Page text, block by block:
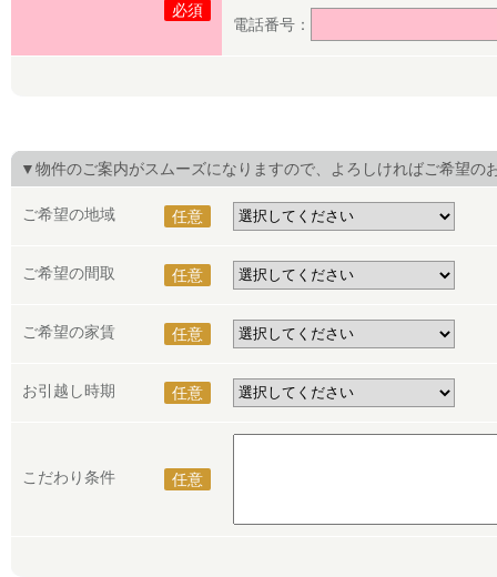
必須
電話番号：
▼物件のご案内がスムーズになりますので、よろしければご希望の
ご希望の地域 任意
ご希望の間取 任意
ご希望の家賃 任意
お引越し時期 任意
こだわり条件 任意